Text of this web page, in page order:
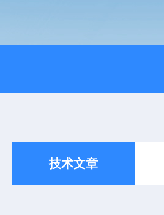
技术文章